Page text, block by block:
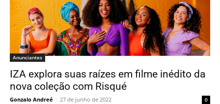
Anunciantes
IZA explora suas raízes em filme inédito da
nova coleção com Risqué
Gonzalo Andreé - 27 de junho de 2022 0